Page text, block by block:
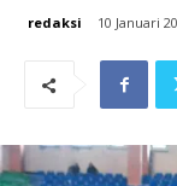
redaksi 10 Januari